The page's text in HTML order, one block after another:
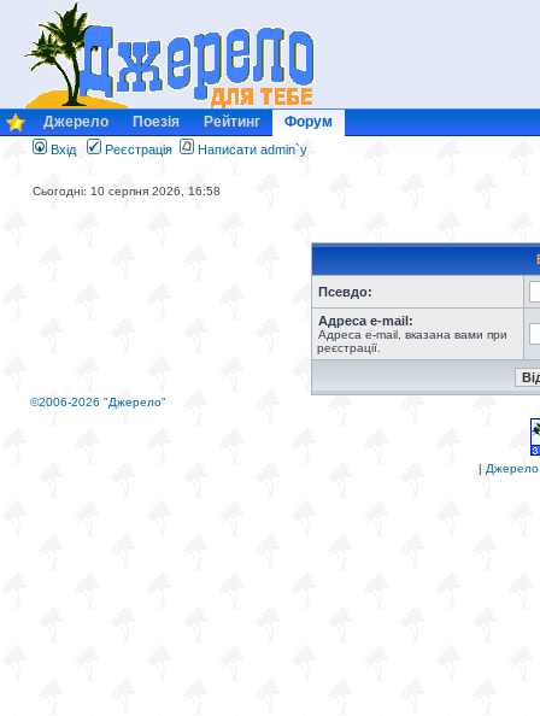
Джерело Поезія Рейтинг Форум
Вхід Реєстрація Написати admin`у
Сьогодні: 10 серпня 2026, 16:58
Псевдо:
Адреса e-mail:
Адреса e-mail, вказана вами при
реєстрації.
©2006-2026 "Джерело"
| Джерело